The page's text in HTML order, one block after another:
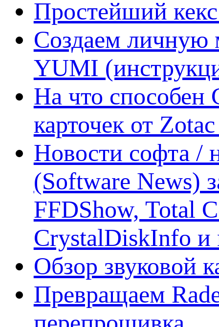
Простейший кекс
Создаем личную
YUMI
На что способен
карточек от
Новости софта /
(Software News)
FFDShow, Total
CrystalDiskInfo и
Обзор звуковой
Превращаем